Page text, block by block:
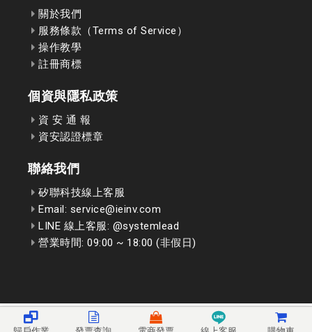
關於我們
服務條款（Terms of Service）
操作教學
註冊商標
個資與隱私政策
資 安 通 報
資安認證標章
聯絡我們
矽聯科技線上客服
Email: service@ieinv.com
LINE 線上客服: @systemlead
營業時間: 09:00 ~ 18:00 (非假日)